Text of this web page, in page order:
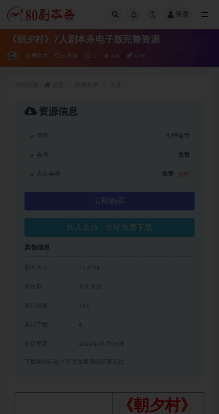
登录
《朝夕村》7人剧本杀电子版完整资源
经典剧本 5 年前 1 204 4.99
资源信息
普通 4.99金币
会员 免费
永久会员 免费
立即购买
加入会员，全站免费下载
其他信息
剧本大小 72.65M
有效期 永久有效
累计销量 142
累计下载 6
2022年01月08日
下载遇到问题？可联系客服或留言反馈
《朝夕村》